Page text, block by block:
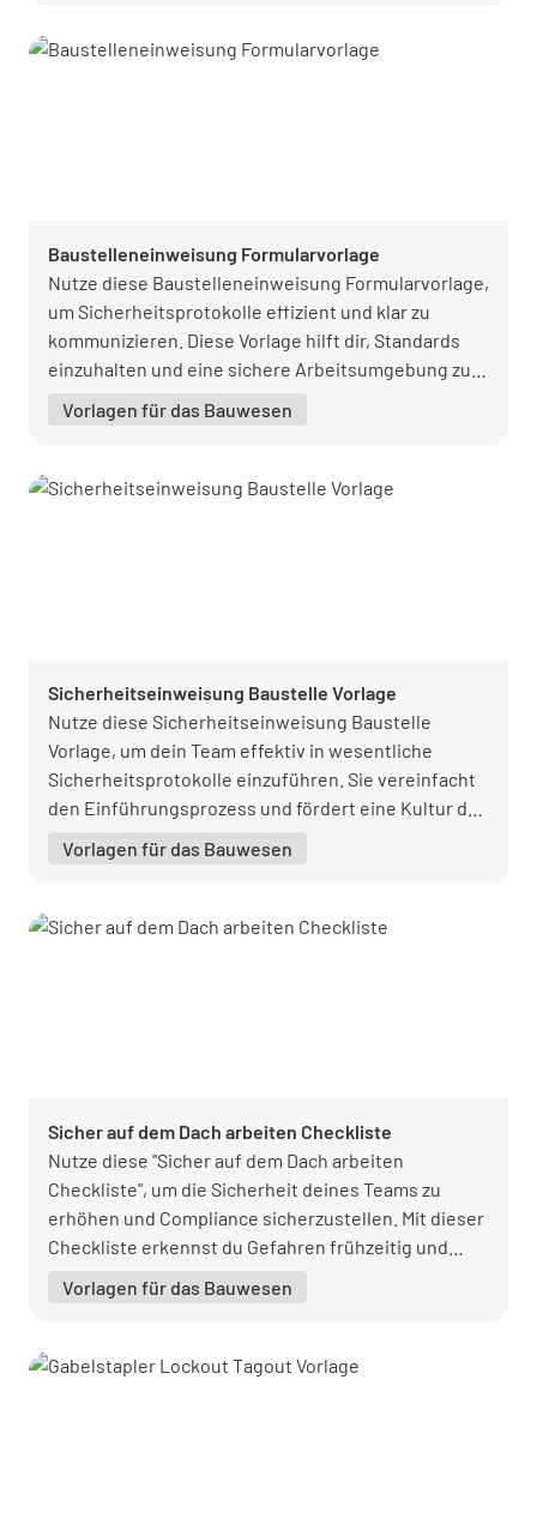
Baustelleneinweisung Formularvorlage
Nutze diese Baustelleneinweisung Formularvorlage,
um Sicherheitsprotokolle effizient und klar zu
kommunizieren. Diese Vorlage hilft dir, Standards
einzuhalten und eine sichere Arbeitsumgebung zu
Vorlagen für das Bauwesen
Sicherheitseinweisung Baustelle Vorlage
Nutze diese Sicherheitseinweisung Baustelle
Vorlage, um dein Team effektiv in wesentliche
Sicherheitsprotokolle einzuführen. Sie vereinfacht
den Einführungsprozess und fördert eine Kultur der
Vorlagen für das Bauwesen
Sicher auf dem Dach arbeiten Checkliste
Nutze diese "Sicher auf dem Dach arbeiten
Checkliste", um die Sicherheit deines Teams zu
erhöhen und Compliance sicherzustellen. Mit dieser
Checkliste erkennst du Gefahren frühzeitig und
Vorlagen für das Bauwesen